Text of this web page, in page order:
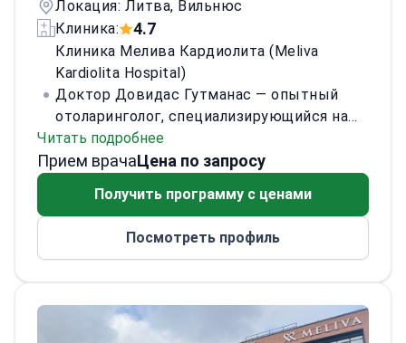
Локация: Литва, Вильнюс
Клиника:
4.7
Клиника Мелива Кардиолита (Meliva
Kardiolita Hospital)
Доктор Довидас Гутманас — опытный
отоларинголог, специализирующийся на
ринопластике. Практикует с 2005 года.
Провёл более 3200 процедур. Обладает
носу и ЛОР-органах. Доктор Гутманас
эндоназальным, лазерным и
Публиковал статьи и выступал с
докладами по отоларингологии.
Читать подробнее
Прием врачаЦена по запросу
Получить программу с ценами
Посмотреть профиль